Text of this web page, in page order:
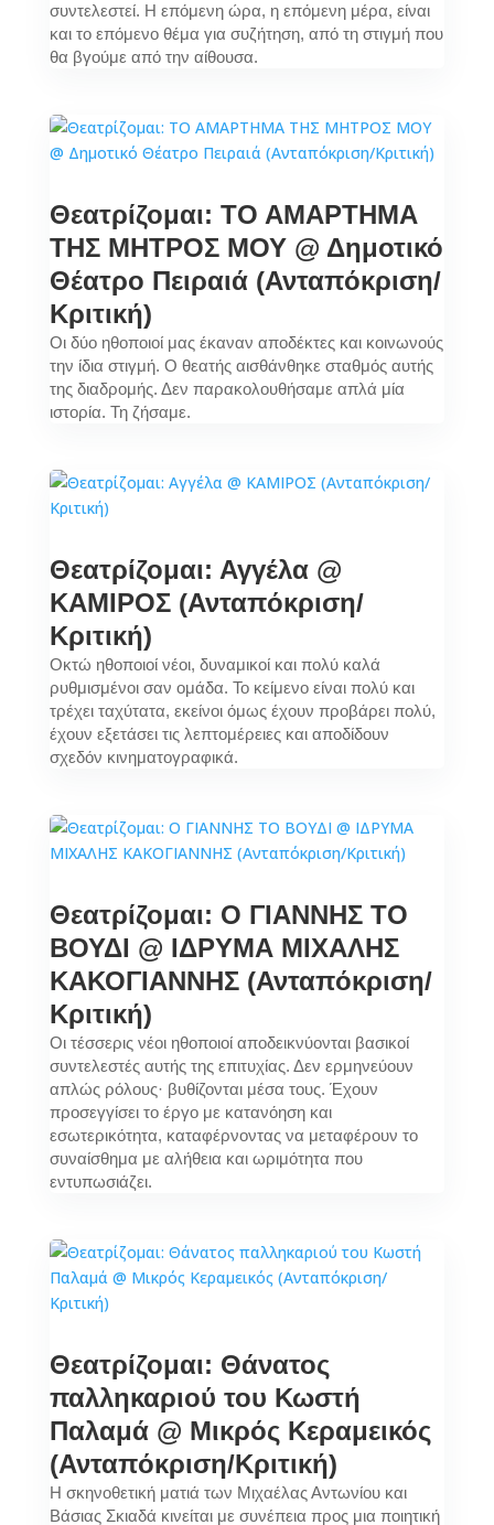
συντελεστεί. Η επόμενη ώρα, η επόμενη μέρα, είναι
και το επόμενο θέμα για συζήτηση, από τη στιγμή που
θα βγούμε από την αίθουσα.
Θεατρίζομαι: ΤΟ ΑΜΑΡΤΗΜΑ
ΤΗΣ ΜΗΤΡΟΣ ΜΟΥ @ Δημοτικό
Θέατρο Πειραιά (Ανταπόκριση/
Κριτική)
Οι δύο ηθοποιοί μας έκαναν αποδέκτες και κοινωνούς
την ίδια στιγμή. Ο θεατής αισθάνθηκε σταθμός αυτής
της διαδρομής. Δεν παρακολουθήσαμε απλά μία
ιστορία. Τη ζήσαμε.
Θεατρίζομαι: Αγγέλα @
ΚΑΜΙΡΟΣ (Ανταπόκριση/
Κριτική)
Οκτώ ηθοποιοί νέοι, δυναμικοί και πολύ καλά
ρυθμισμένοι σαν ομάδα. Το κείμενο είναι πολύ και
τρέχει ταχύτατα, εκείνοι όμως έχουν προβάρει πολύ,
έχουν εξετάσει τις λεπτομέρειες και αποδίδουν
σχεδόν κινηματογραφικά.
Θεατρίζομαι: Ο ΓΙΑΝΝΗΣ ΤΟ
ΒΟΥΔΙ @ ΙΔΡΥΜΑ ΜΙΧΑΛΗΣ
ΚΑΚΟΓΙΑΝΝΗΣ (Ανταπόκριση/
Κριτική)
Οι τέσσερις νέοι ηθοποιοί αποδεικνύονται βασικοί
συντελεστές αυτής της επιτυχίας. Δεν ερμηνεύουν
απλώς ρόλους· βυθίζονται μέσα τους. Έχουν
προσεγγίσει το έργο με κατανόηση και
εσωτερικότητα, καταφέρνοντας να μεταφέρουν το
συναίσθημα με αλήθεια και ωριμότητα που
εντυπωσιάζει.
Θεατρίζομαι: Θάνατος
παλληκαριού του Κωστή
Παλαμά @ Μικρός Κεραμεικός
(Ανταπόκριση/Κριτική)
Η σκηνοθετική ματιά των Μιχαέλας Αντωνίου και
Βάσιας Σκιαδά κινείται με συνέπεια προς μια ποιητική